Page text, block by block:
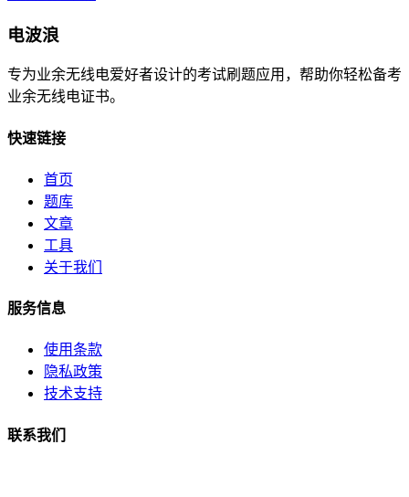
电波浪
专为业余无线电爱好者设计的考试刷题应用，帮助你轻松备考
业余无线电证书。
快速链接
首页
题库
文章
工具
关于我们
服务信息
使用条款
隐私政策
技术支持
联系我们